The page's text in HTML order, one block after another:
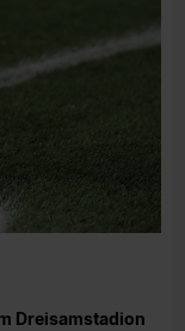
Dreisamstadion